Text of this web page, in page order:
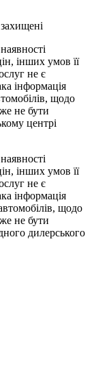
інших умов її
не є
інформація
щодо
не бути
центрі
інших умов її
не є
інформація
щодо
не бути
дилерського